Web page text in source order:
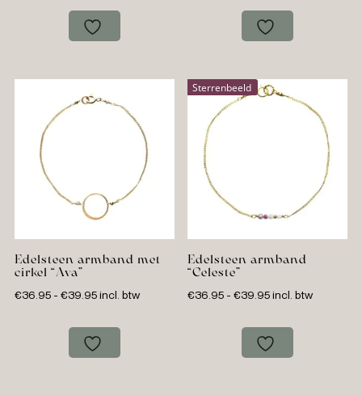
tot
€41.95
tot
€13.95
Edelsteen armband met
cirkel “Ava”
€36.95 - €39.95Prijsklasse:
tot
€39.95
incl. btw
Sterrenbeeld
Edelsteen armband
“Celeste”
€36.95 - €39.95Prijsklasse:
tot
€39.95
incl. btw